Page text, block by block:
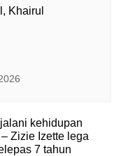
Khairul
kehidupan
Zizie Izette lega
7 tahun